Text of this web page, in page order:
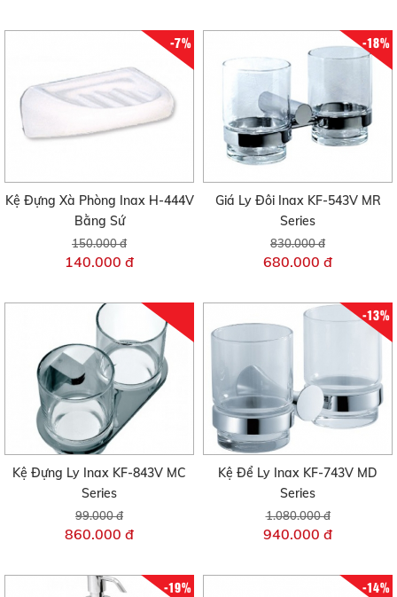
-7%
Kệ Đựng Xà Phòng Inax H-444V
Bằng Sứ
150.000 đ
140.000 đ
-18%
Giá Ly Đôi Inax KF-543V MR
Series
830.000 đ
680.000 đ
Kệ Đựng Ly Inax KF-843V MC
Series
99.000 đ
860.000 đ
-13%
Kệ Để Ly Inax KF-743V MD
Series
1.080.000 đ
940.000 đ
-19% -14%